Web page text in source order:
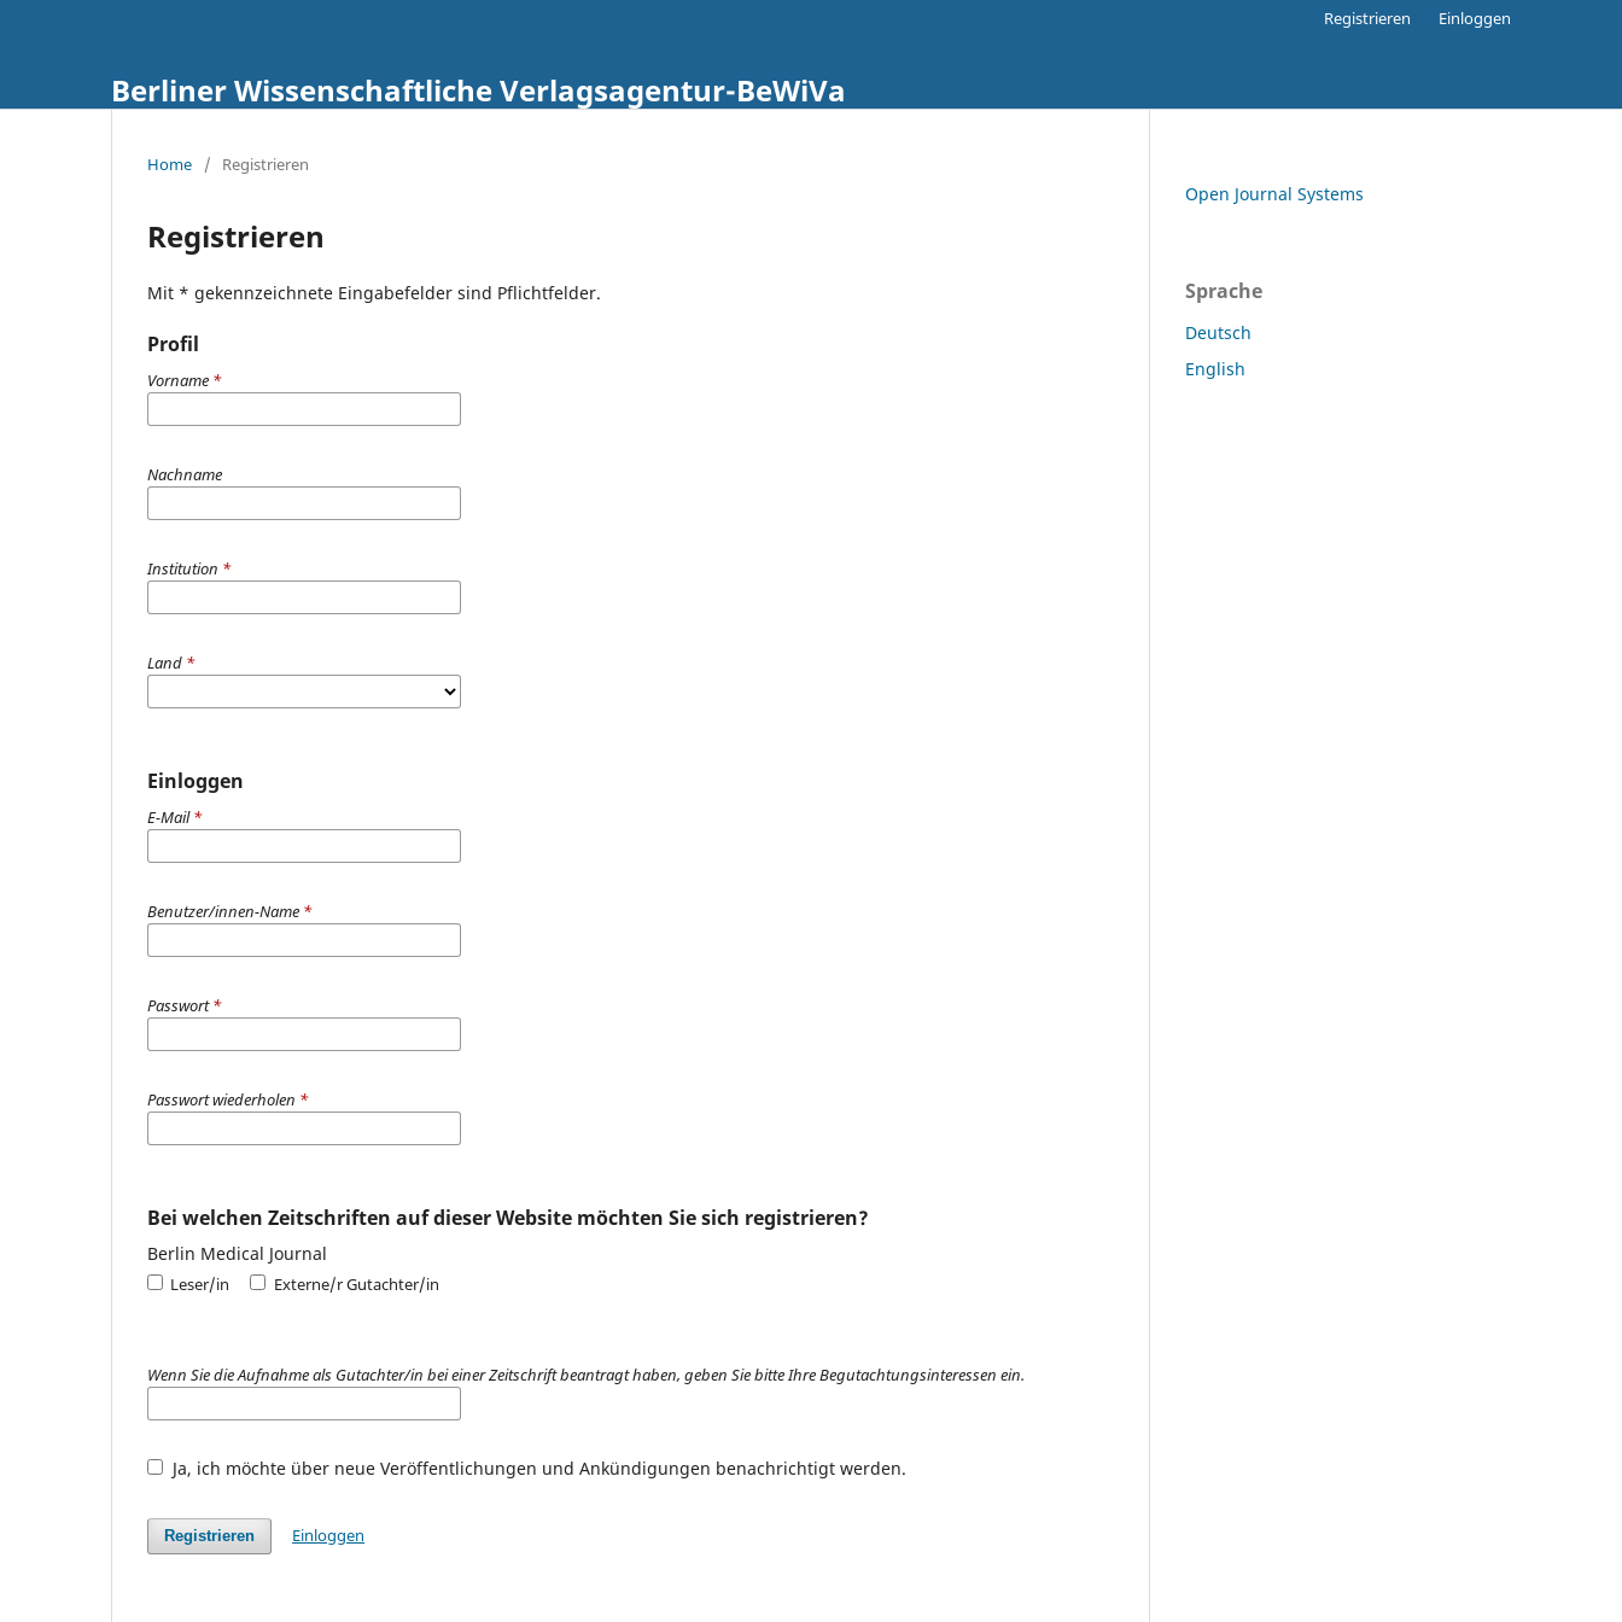
Berliner Wissenschaftliche Verlagsagentur-BeWiVa
Registrieren Einloggen
Home / Registrieren
Registrieren
Mit * gekennzeichnete Eingabefelder sind Pflichtfelder.
Profil
Vorname *
Nachname
Institution *
Land *
Einloggen
E-Mail*
Benutzer/innen-Name *
Passwort*
Passwort wiederholen *
Bei welchen Zeitschriften auf dieser Website möchten Sie sich registrieren?
Berlin Medical Journal
Leser/in Externe/r Gutachter/in
Wenn Sie die Aufnahme als Gutachter/in bei einer Zeitschrift beantragt haben, geben Sie bitte Ihre Begutachtungsinteressen ein.
Ja, ich möchte über neue Veröffentlichungen und Ankündigungen benachrichtigt werden.
Registrieren Einloggen
Open Journal Systems
Sprache
Deutsch
English